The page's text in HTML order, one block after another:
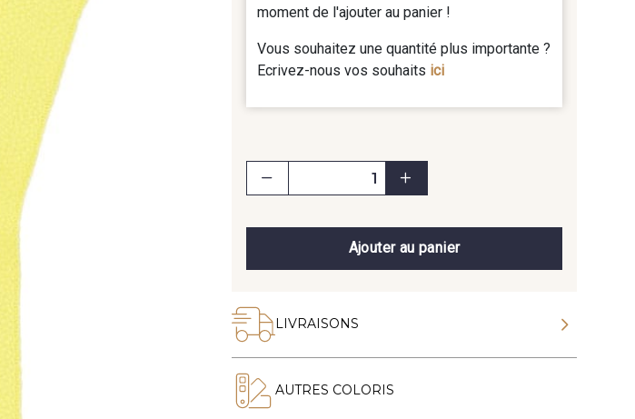
moment de l'ajouter au panier !
Vous souhaitez une quantité plus importante ?
Ecrivez-nous vos souhaits ici
Ajouter au panier
LIVRAISONS
AUTRES COLORIS